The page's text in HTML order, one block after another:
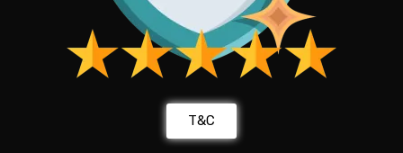
T&C